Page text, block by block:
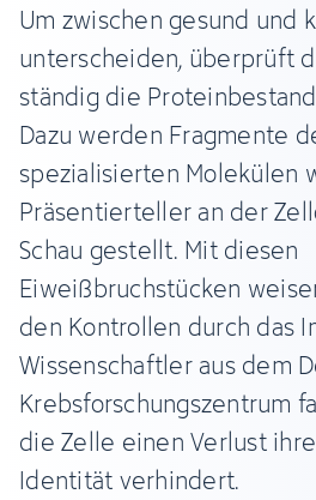
Um zwischen gesund und
unterscheiden, überprüft
ständig die
Dazu werden Fragmente
spezialisierten Molekülen
Präsentierteller an der
Schau gestellt. Mit diesen
Eiweißbruchstücken
den Kontrollen durch das
Wissenschaftler aus dem
Krebsforschungszentrum
die Zelle einen Verlust
Identität verhindert.